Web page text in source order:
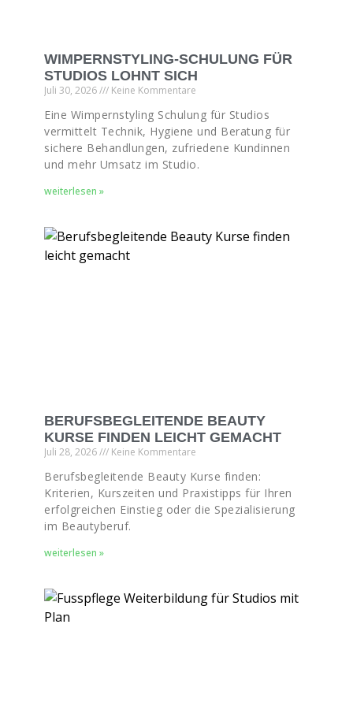
WIMPERNSTYLING-SCHULUNG FÜR
STUDIOS LOHNT SICH
Juli 30, 2026 Keine Kommentare
Eine Wimpernstyling Schulung für Studios
vermittelt Technik, Hygiene und Beratung für
sichere Behandlungen, zufriedene Kundinnen
und mehr Umsatz im Studio.
weiterlesen »
BERUFSBEGLEITENDE BEAUTY
KURSE FINDEN LEICHT GEMACHT
Juli 28, 2026 Keine Kommentare
Berufsbegleitende Beauty Kurse finden:
Kriterien, Kurszeiten und Praxistipps für Ihren
erfolgreichen Einstieg oder die Spezialisierung
im Beautyberuf.
weiterlesen »